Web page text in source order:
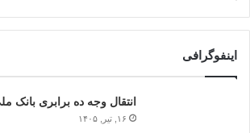
اینفوگرافی
انتقال وجه ده برابری بانک
۱۶, تیر, ۱۴۰۵